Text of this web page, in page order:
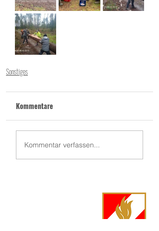
Sonstiges
Kommentare
Kommentar verfassen...